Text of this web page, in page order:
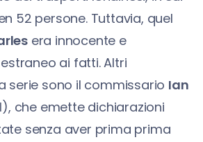
52 persone. Tuttavia, quel
era innocente e
ai fatti. Altri
serie sono il commissario Ian
che emette dichiarazioni
senza aver prima prima